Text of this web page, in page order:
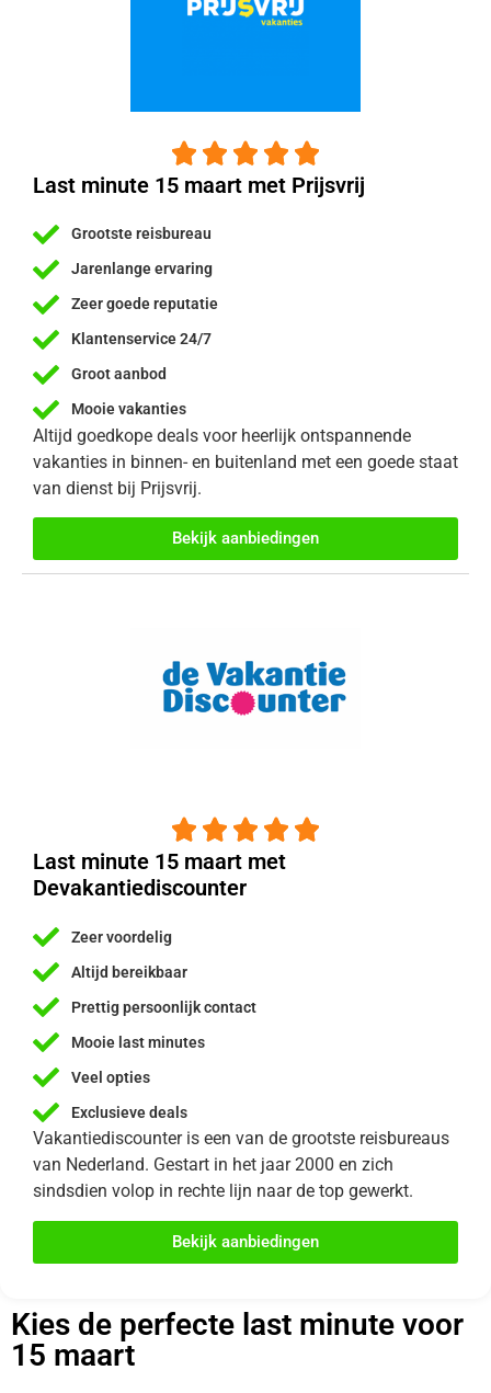
    
Last minute 15 maart met Prijsvrij
Grootste reisbureau
Jarenlange ervaring
Zeer goede reputatie
Klantenservice 24/7
Groot aanbod
Mooie vakanties
Altijd goedkope deals voor heerlijk ontspannende
vakanties in binnen- en buitenland met een goede staat
van dienst bij Prijsvrij.
Bekijk aanbiedingen
    
Last minute 15 maart met
Devakantiediscounter
Zeer voordelig
Altijd bereikbaar
Prettig persoonlijk contact
Mooie last minutes
Veel opties
Exclusieve deals
Vakantiediscounter is een van de grootste reisbureaus
van Nederland. Gestart in het jaar 2000 en zich
sindsdien volop in rechte lijn naar de top gewerkt.
Bekijk aanbiedingen
Kies de perfecte last minute voor
15 maart